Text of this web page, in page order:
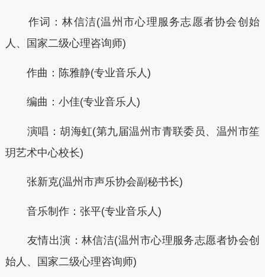
作词：林信洁(温州市心理服务志愿者协会创始
人、国家二级心理咨询师)
作曲：陈雅静(专业音乐人)
编曲：小佳(专业音乐人)
演唱：胡海虹(第九届温州市青联委员、温州市笙
玥艺术中心校长)
张新克(温州市声乐协会副秘书长)
音乐制作：张平(专业音乐人)
友情出演：林信洁(温州市心理服务志愿者协会创
始人、国家二级心理咨询师)